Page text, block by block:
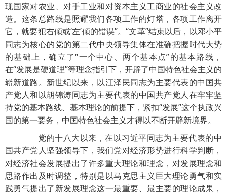
现国家对农业、对手工业和对资本主义工商业的社会主义改
造。这条总路线是照耀我们各项工作的灯塔，各项工作离开
它，就要犯右倾或‘左’倾的错误”。“文革”结束以后，以邓小平
同志为核心的党的第二代中央领导集体在准确把握时代大势
的基础上，确立了“一个中心、两个基本点”的基本路线，
在“发展是硬道理”等理念指引下，开辟了中国特色社会主义的
崭新道路。新世纪以来，以江泽民同志为主要代表的中国共
产党人和以胡锦涛同志为主要代表的中国共产党人在牢牢坚
持党的基本路线、基本理论的前提下，紧扣“发展”这个执政兴
国的第一要务，中国特色社会主义才得以不断开辟新境界。
党的十八大以来，在以习近平同志为主要代表的中
国共产党人坚强领导下，我们党对经济形势进行科学判断，
对经济社会发展提出了许多重大理论和理念，对发展理念和
思路作出及时调整，特别是以马克思主义巨大理论勇气和实
践勇气提出了新发展理念这一最重要、最主要的理论成果，